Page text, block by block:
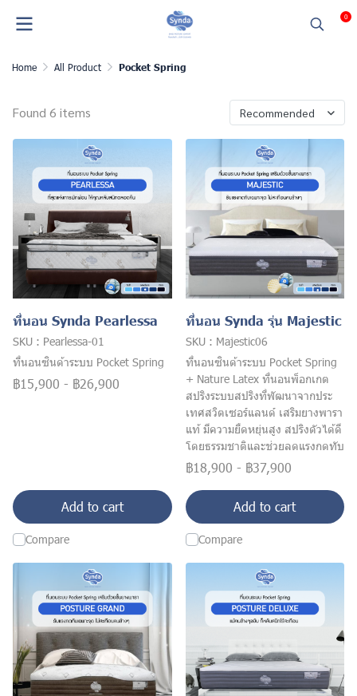
0
Home All Product Pocket Spring
Found 6 items Recommended
ที่นอน Synda Pearlessa
SKU : Pearlessa-01
ที่นอนซินด้าระบบ Pocket Spring
฿15,900 - ฿26,900
Add to cart
Compare
ที่นอน Synda รุ่น Majestic
SKU : Majestic06
ที่นอนซินด้าระบบ Pocket Spring
+ Nature Latex ที่นอนพ็อกเกต
สปริงระบบสปริงที่พัฒนาจากประ
เทศสวิตเซอร์แลนด์ เสริมยางพารา
แท้ มีความยืดหยุ่นสูง สปริงดัวได้ดี
โดยธรรมชาติและช่วยลดแรงกดทับ
฿18,900 - ฿37,900
Add to cart
Compare